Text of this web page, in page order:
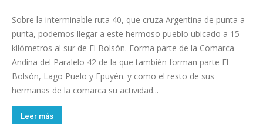
Sobre la interminable ruta 40, que cruza Argentina de punta a
punta, podemos llegar a este hermoso pueblo ubicado a 15
kilómetros al sur de El Bolsón. Forma parte de la Comarca
Andina del Paralelo 42 de la que también forman parte El
Bolsón, Lago Puelo y Epuyén. y como el resto de sus
hermanas de la comarca su actividad...
Leer más